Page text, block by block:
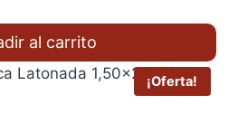
al carrito
¡Oferta!